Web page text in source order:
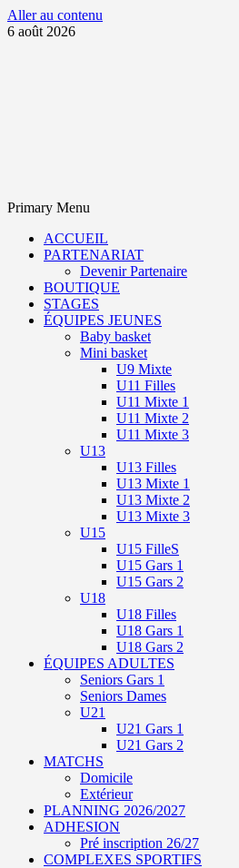
Aller au contenu
6 août 2026
Primary Menu
ACCUEIL
PARTENARIAT
Devenir Partenaire
BOUTIQUE
STAGES
ÉQUIPES JEUNES
Baby basket
Mini basket
U9 Mixte
U11 Filles
U11 Mixte 1
U11 Mixte 2
U11 Mixte 3
U13
U13 Filles
U13 Mixte 1
U13 Mixte 2
U13 Mixte 3
U15
U15 FilleS
U15 Gars 1
U15 Gars 2
U18
U18 Filles
U18 Gars 1
U18 Gars 2
ÉQUIPES ADULTES
Seniors Gars 1
Seniors Dames
U21
U21 Gars 1
U21 Gars 2
MATCHS
Domicile
Extérieur
PLANNING 2026/2027
ADHESION
Pré inscription 26/27
COMPLEXES SPORTIFS